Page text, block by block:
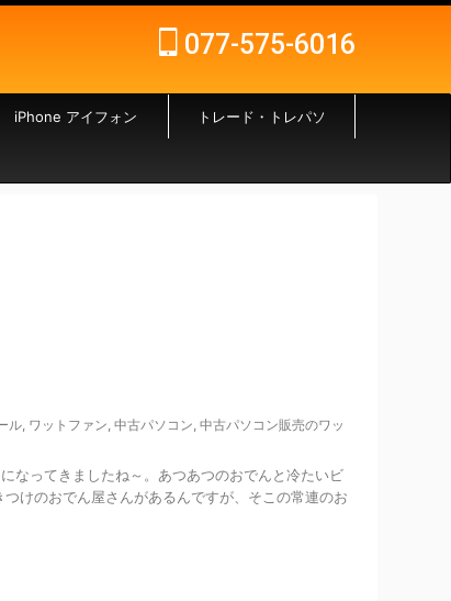
077-575-6016
iPhone アイフォン トレード・トレパソ
ル, ワットファン, 中古パソコン, 中古パソコン販売のワッ
なってきましたね～。あつあつのおでんと冷たいビ
けのおでん屋さんがあるんですが、そこの常連のお